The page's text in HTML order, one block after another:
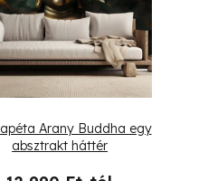
Arany Buddha egy
absztrakt háttér